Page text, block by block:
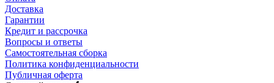
Доставка
Гарантии
Кредит и рассрочка
Вопросы и ответы
Самостоятельная сборка
Политика конфиденциальности
Публичная оферта